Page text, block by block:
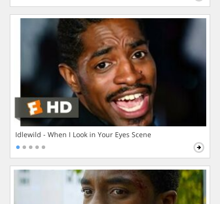
Idlewild - When I Look in Your Eyes Scene